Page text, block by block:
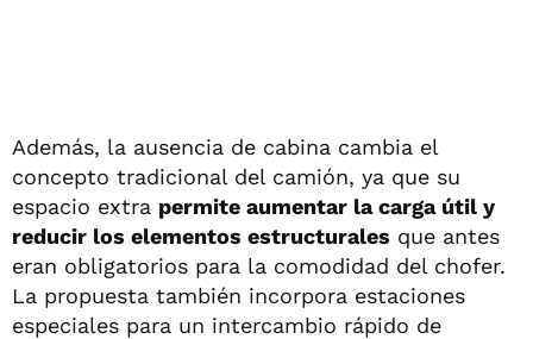
Además, la ausencia de cabina cambia el
concepto tradicional del camión, ya que su
espacio extra permite aumentar la carga útil y
reducir los elementos estructurales que antes
eran obligatorios para la comodidad del chofer.
La propuesta también incorpora estaciones
especiales para un intercambio rápido de